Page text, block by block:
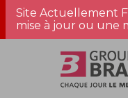
Site Actuellement
mise à jour ou une